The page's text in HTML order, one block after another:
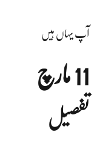
آپ یہاں ہیں
11 مارچ
تفصیل